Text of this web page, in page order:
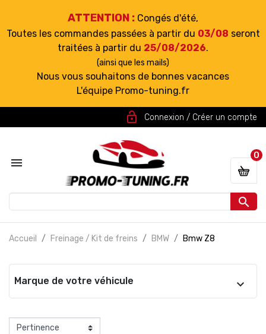
ATTENTION : Congés d'été,
Toutes les commandes passées à partir du 03/08 seront
traitées à partir du 25/08/2026.
(ainsi que les mails)
Nous vous souhaitons de bonnes vacances
L'équipe Promo-tuning.fr
lock_open Connexion / Créer un compte


0
Accueil Freinage / Kit de freins BMW Bmw Z8
Marque de votre véhicule